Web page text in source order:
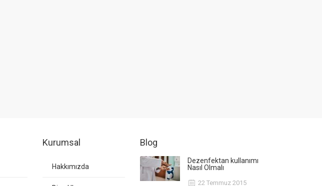
Kurumsal
Hakkımızda
Blog
Dezenfektan kullanımı
Nasıl Olmalı
22 Temmuz 2015